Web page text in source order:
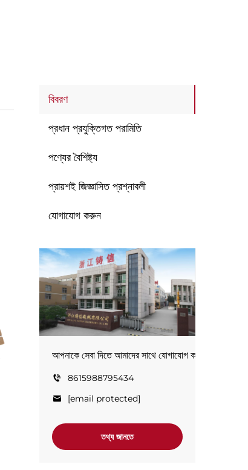
বিবরণ
প্রধান প্রযুক্তিগত পরামিতি
পণ্যের বৈশিষ্ট্য
প্রায়শই জিজ্ঞাসিত প্রশ্নাবলী
যোগাযোগ করুন
আপনাকে সেবা দিতে আমাদের সাথে যোগাযোগ করুন!
8615988795434
[email protected]
তথ্য জানতে